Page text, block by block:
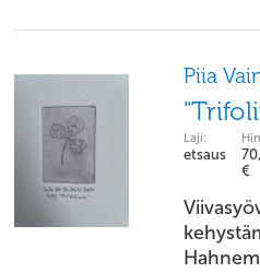
Piia
Laji:
etsaus
€